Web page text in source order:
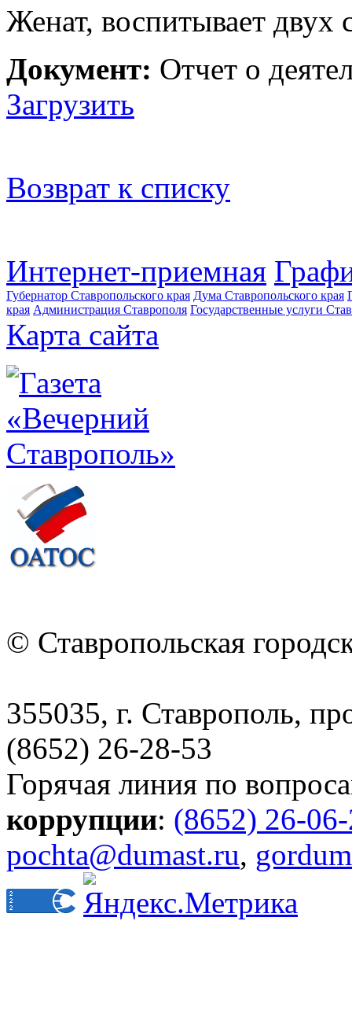
Женат, воспитывает двух
Документ: Отчет о
Загрузить
Возврат к списку
Интернет-приемная
Губернатор Ставропольского края Дума Ставропольского края
края Администрация Ставрополя Государственные услуги
Карта сайта
© Ставропольская
355035, г. Ставрополь,
(8652) 26-28-53
Горячая линия по
коррупции: (8652) 26-
pochta@dumast.ru,